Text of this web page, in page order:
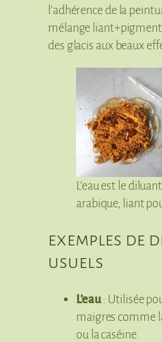
l’adhérence de la
mélange
des glacis aux beaux
L’eau est le
arabique, liant
exemples de
usuels
L’eau: Utilisée
maigres comme
ou la caséine.